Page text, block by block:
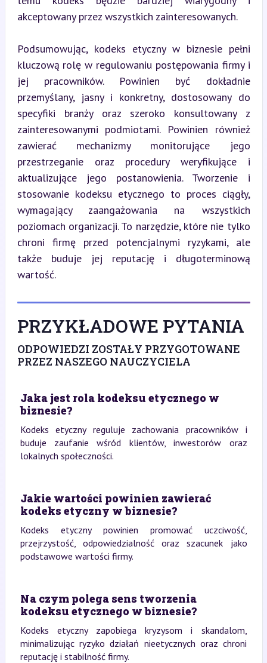
akceptowany przez wszystkich zainteresowanych.
Podsumowując, kodeks etyczny w biznesie pełni
kluczową rolę w regulowaniu postępowania firmy i
jej pracowników. Powinien być dokładnie
przemyślany, jasny i konkretny, dostosowany do
specyfiki branży oraz szeroko konsultowany z
zainteresowanymi podmiotami. Powinien również
zawierać mechanizmy monitorujące jego
przestrzeganie oraz procedury weryfikujące i
aktualizujące jego postanowienia. Tworzenie i
stosowanie kodeksu etycznego to proces ciągły,
wymagający zaangażowania na wszystkich
poziomach organizacji. To narzędzie, które nie tylko
chroni firmę przed potencjalnymi ryzykami, ale
także buduje jej reputację i długoterminową
wartość.
PRZYKŁADOWE PYTANIA
ODPOWIEDZI ZOSTAŁY PRZYGOTOWANE
PRZEZ NASZEGO NAUCZYCIELA
Jaka jest rola kodeksu etycznego w
biznesie?
Kodeks etyczny reguluje zachowania pracowników i
buduje zaufanie wśród klientów, inwestorów oraz
lokalnych społeczności.
Jakie wartości powinien zawierać
kodeks etyczny w biznesie?
Kodeks etyczny powinien promować uczciwość,
przejrzystość, odpowiedzialność oraz szacunek jako
podstawowe wartości firmy.
Na czym polega sens tworzenia
kodeksu etycznego w biznesie?
Kodeks etyczny zapobiega kryzysom i skandalom,
minimalizując ryzyko działań nieetycznych oraz chroni
reputację i stabilność firmy.